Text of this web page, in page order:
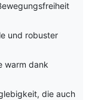
und robuster
warm dank
die auch